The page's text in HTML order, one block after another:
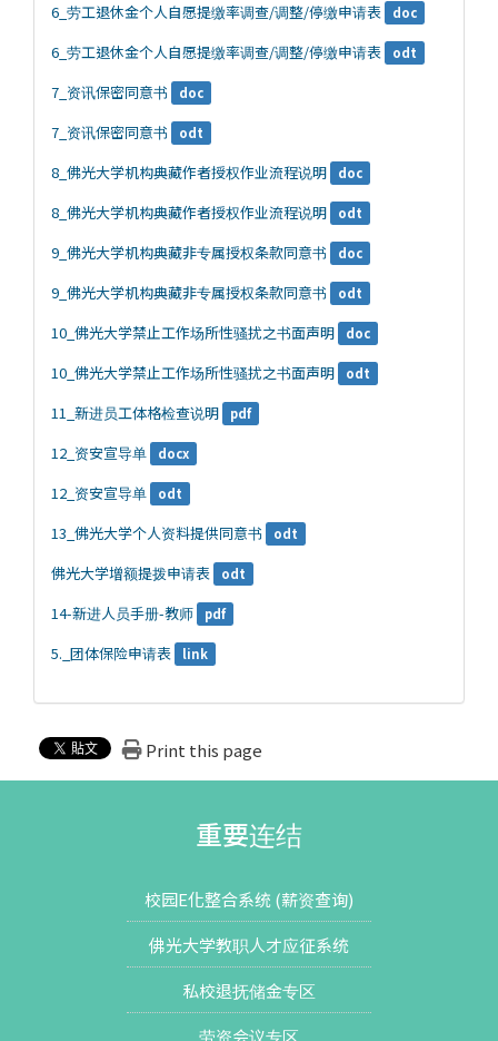
6_劳工退休金个人自愿提缴率调查/调整/停缴申请表 doc
6_劳工退休金个人自愿提缴率调查/调整/停缴申请表 odt
7_资讯保密同意书 doc
7_资讯保密同意书 odt
8_佛光大学机构典藏作者授权作业流程说明 doc
8_佛光大学机构典藏作者授权作业流程说明 odt
9_佛光大学机构典藏非专属授权条款同意书 doc
9_佛光大学机构典藏非专属授权条款同意书 odt
10_佛光大学禁止工作场所性骚扰之书面声明 doc
10_佛光大学禁止工作场所性骚扰之书面声明 odt
11_新进员工体格检查说明 pdf
12_资安宣导单 docx
12_资安宣导单 odt
13_佛光大学个人资料提供同意书 odt
佛光大学增额提拨申请表 odt
14-新进人员手册-教师 pdf
5._团体保险申请表 link
Print this page
重要连结
校园E化整合系统 (薪资查询)
佛光大学教职人才应征系统
私校退抚储金专区
劳资会议专区